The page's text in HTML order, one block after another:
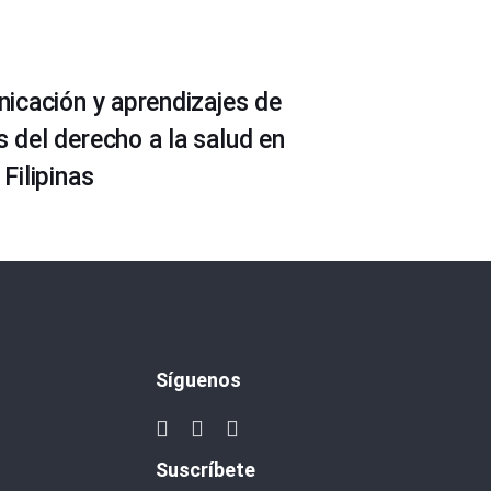
y aprendizajes de
derecho a la salud en
Síguenos
Suscríbete